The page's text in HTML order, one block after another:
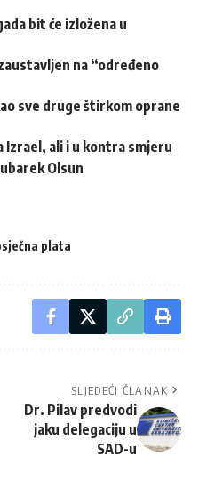
bit će izložena u
na “određeno
sve druge štirkom oprane
Izrael, ali i u kontra smjeru
Olsun
plata
SLJEDEĆI ČLANAK
Dr. Pilav predvodi
jaku delegaciju u
SAD-u